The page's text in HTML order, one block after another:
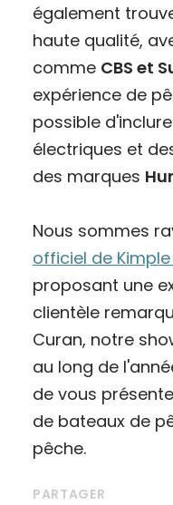
également
haute qualité,
comme CBS et
expérience de
possible
électriques et
des marques
Nous sommes
officiel de
proposant une
clientèle
Curan, notre
au long de
de vous
de bateaux de
pêche.
PARTAGER